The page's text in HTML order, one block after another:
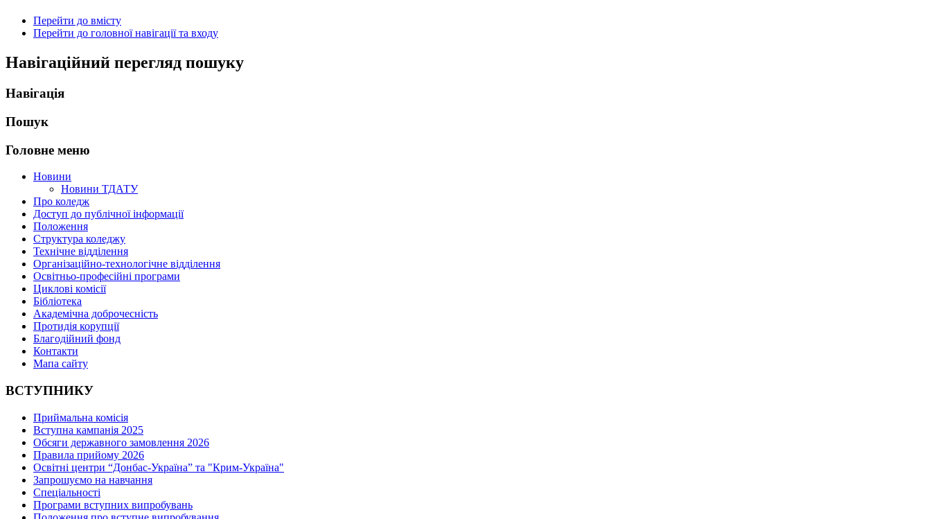
Перейти до вмісту
Перейти до головної навігації та входу
Навігаційний перегляд пошуку
Навігація
Пошук
Головне меню
Новини
Новини ТДАТУ
Про коледж
Доступ до публічної інформації
Положення
Структура коледжу
Технічне відділення
Організаційно-технологічне відділення
Освітньо-професійні програми
Циклові комісії
Бібліотека
Академічна доброчесність
Протидія корупції
Благодійний фонд
Контакти
Мапа сайту
ВСТУПНИКУ
Приймальна комісія
Вступна кампанія 2025
Обсяги державного замовлення 2026
Правила прийому 2026
Освітні центри “Донбас-Україна” та "Крим-Україна"
Запрошуємо на навчання
Спеціальності
Програми вступних випробувань